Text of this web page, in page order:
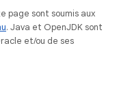
page sont soumis aux
. Java et OpenJDK sont
et/ou de ses